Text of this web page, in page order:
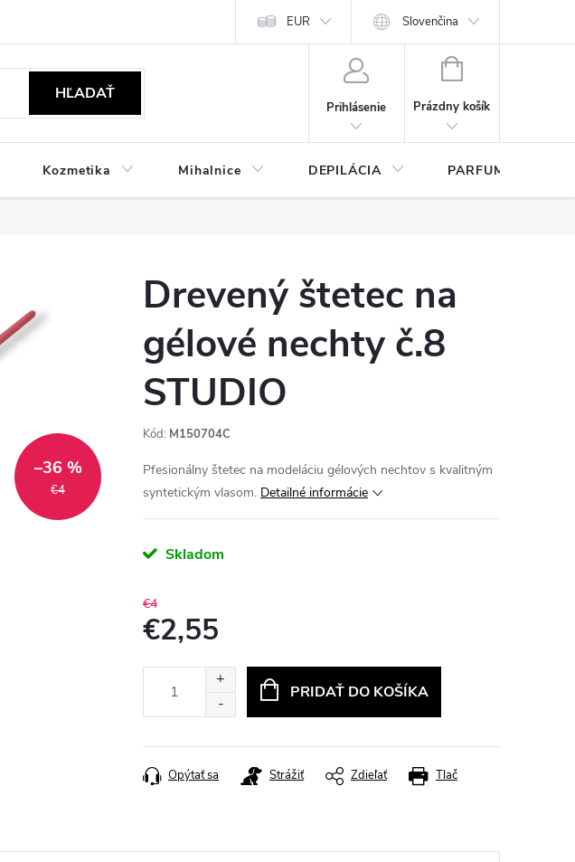
Podmienky ochrany osobných údajov EUR Slovenčina
HĽADAŤ
Prihlásenie
NÁKUPNÝ
Prázdny košík
Kozmetika Mihalnice DEPILÁCIA PARFUMY
€4
–36 %
Drevený štetec na
gélové nechty č.8
STUDIO
Kód: M150704C
Pfesionálny štetec na modeláciu gélových nechtov s kvalitným
syntetickým vlasom. Detailné informácie
Skladom
€4
€2,55
PRIDAŤ DO KOŠÍKA
Tlač
Opýtať sa Strážiť Zdieľať